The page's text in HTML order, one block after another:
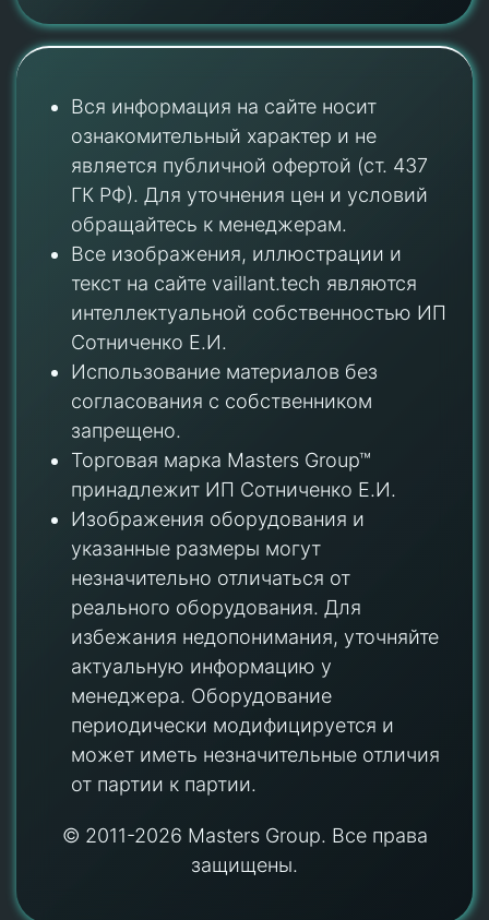
Вся информация на сайте носит
ознакомительный характер и не
является публичной офертой (ст. 437
ГК РФ). Для уточнения цен и условий
обращайтесь к менеджерам.
Все изображения, иллюстрации и
текст на сайте vaillant.tech являются
интеллектуальной собственностью ИП
Сотниченко Е.И.
Использование материалов без
согласования с собственником
запрещено.
Торговая марка Masters Group™
принадлежит ИП Сотниченко Е.И.
Изображения оборудования и
указанные размеры могут
незначительно отличаться от
реального оборудования. Для
избежания недопонимания, уточняйте
актуальную информацию у
менеджера. Оборудование
периодически модифицируется и
может иметь незначительные отличия
от партии к партии.
© 2011-2026 Masters Group. Все права
защищены.